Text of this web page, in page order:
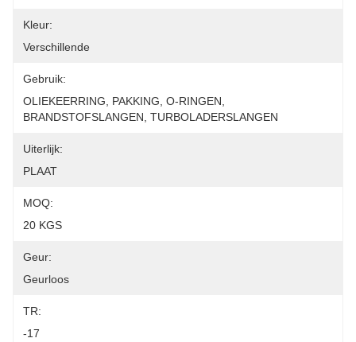
Kleur:
Verschillende
Gebruik:
OLIEKEERRING, PAKKING, O-RINGEN,
BRANDSTOFSLANGEN, TURBOLADERSLANGEN
Uiterlijk:
PLAAT
MOQ:
20 KGS
Geur:
Geurloos
TR:
-17